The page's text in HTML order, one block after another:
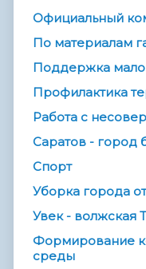
Официальный
По материалам
Поддержка
Профилактика
Работа с
Саратов - город
Спорт
Уборка города
Увек - волжская
Формирование
среды